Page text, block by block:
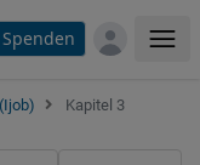
Spenden
Kapitel 3